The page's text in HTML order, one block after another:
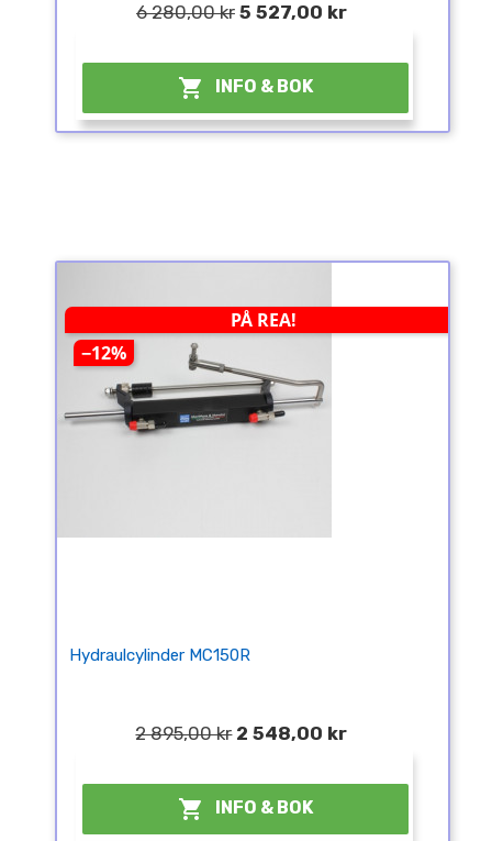
6 280,00 kr 5 527,00 kr
 INFO & BOK
PÅ REA!
−12%
Hydraulcylinder MC150R
2 895,00 kr 2 548,00 kr
 INFO & BOK